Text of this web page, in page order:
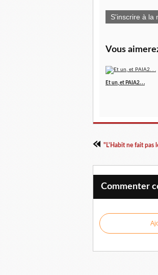
S'inscrire à la
Vous
Et un, et PAIA2. . .
"L'Habit ne fait pas
Commenter